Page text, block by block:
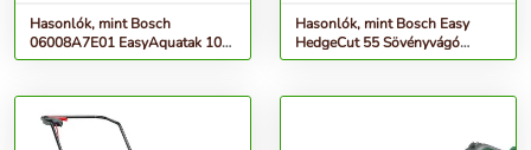
Hasonlók, mint Bosch
06008A7E01 EasyAquatak 100
long lance magasnyomású
Hasonlók, mint Bosch Easy
HedgeCut 55 Sövényvágó
(0600847C02)